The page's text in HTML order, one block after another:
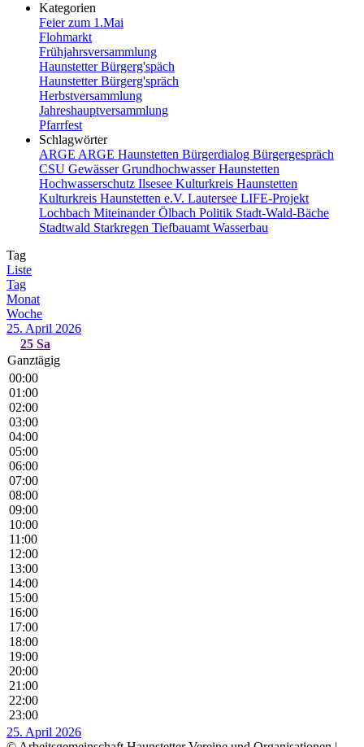
Kategorien
Feier zum 1.Mai
Flohmarkt
Frühjahrsversammlung
Haunstetter Bürgerg'späch
Haunstetter Bürgerg'spräch
Herbstversammlung
Jahreshauptversammlung
Pfarrfest
Schlagwörter
ARGE ARGE Haunstetten Bürgerdialog Bürgergespräch
CSU GewässerGrundhochwasserHaunstetten
Hochwasserschutz Ilsesee Kulturkreis Haunstetten
Kulturkreis Haunstetten e.V. Lautersee LIFE-Projekt
Lochbach MiteinanderÖlbach Politik Stadt-Wald-Bäche
Stadtwald Starkregen Tiefbauamt Wasserbau
Tag
Liste
Tag
Monat
Woche
25. April 2026
25 Sa
Ganztägig
00:00
01:00
02:00
03:00
04:00
05:00
06:00
07:00
08:00
09:00
10:00
11:00
12:00
13:00
14:00
15:00
16:00
17:00
18:00
19:00
20:00
21:00
22:00
23:00
25. April 2026